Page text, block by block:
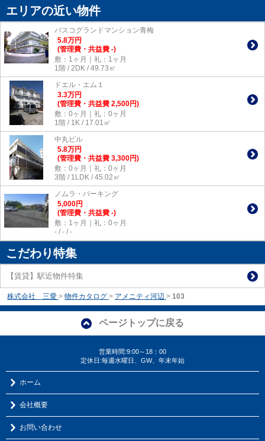
エリアの近い物件
パスコグランドマンション青梅
5.8万円
(管理費・共益費 -)
敷：1ヶ月｜礼：1ヶ月
1階 / 2DK / 49.73㎡
ドエル・エム１
3.3万円
(管理費・共益費 2,500円)
敷：0ヶ月｜礼：0ヶ月
1階 / 1K / 17.01㎡
中丸ビル
5.8万円
(管理費・共益費 3,300円)
敷：0ヶ月｜礼：0ヶ月
3階 / 1LDK / 45.02㎡
ノムラ・パーキング
5,000円
(管理費・共益費 -)
敷：1ヶ月｜礼：0ヶ月
- / - / -
こだわり特集
【賃貸】駅近物件特集
株式会社 三愛 > 物件カタログ > アメニティ河辺 > 103
ページトップに戻る
営業時間:9:00～18：00
定休日:毎週水曜日、GW、年末年始
ホーム
会社概要
お問い合わせ